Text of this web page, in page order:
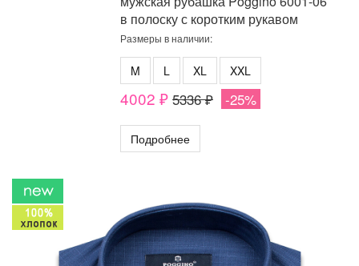
в полоску с коротким рукавом
Размеры в наличии:
M L XL XXL
4002 ₽ 5336 ₽ -25%
Подробнее